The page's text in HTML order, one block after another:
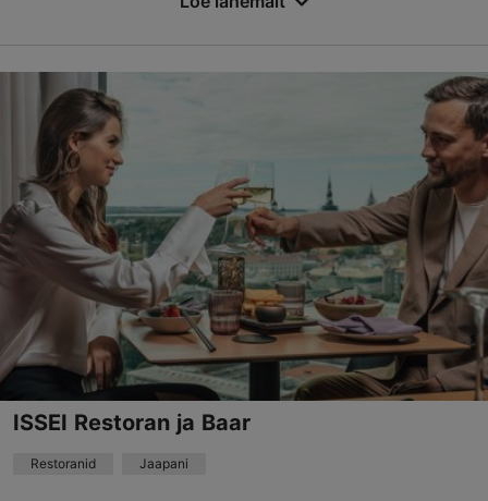
Peetri tn 12, Tallinn
Kalamaja & Pelgulinn
01.01–31.12
E – L 12:00–23:00
P 12:00–22:00
Loe lähemalt
Restoranid, Moodne Euroopa köök
Loe lähemalt
welcome@lorebistroo.ee
+372 5118613
Green key
Best Restaurants
ISSEI Restoran ja Baar
Restoranid Jaapani